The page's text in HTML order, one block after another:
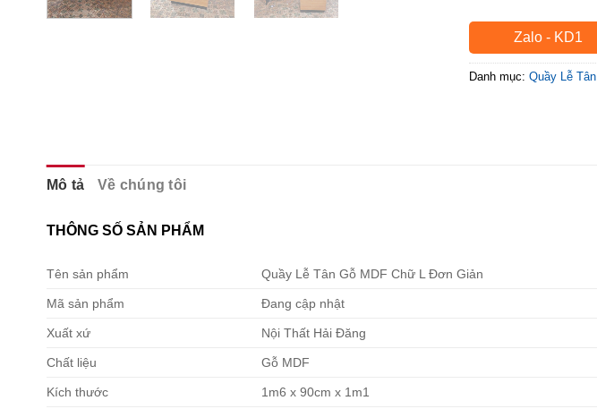
Zalo - KD1
Danh mục: Quầy Lễ Tân
Mô tả Về chúng tôi
THÔNG SỐ SẢN PHẨM
Tên sản phẩm Quầy Lễ Tân Gỗ MDF Chữ L Đơn Giản
Mã sản phẩm Đang cập nhật
Xuất xứ Nội Thất Hải Đăng
Chất liệu Gỗ MDF
Kích thước 1m6 x 90cm x 1m1